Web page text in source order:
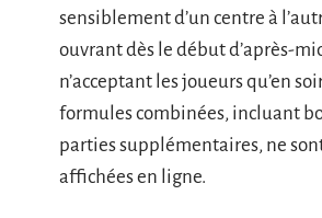
sensiblement d’un centre à
ouvrant dès le début d’après-
n’acceptant les joueurs qu’en
formules combinées, incluant
parties supplémentaires, ne
affichées en ligne.